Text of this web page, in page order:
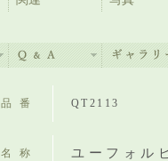
品番 QT2113
名称 ユーフォル